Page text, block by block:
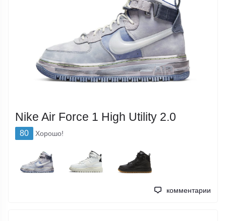
Nike Air Force 1 High Utility 2.0
80 Хорошо!
комментарии